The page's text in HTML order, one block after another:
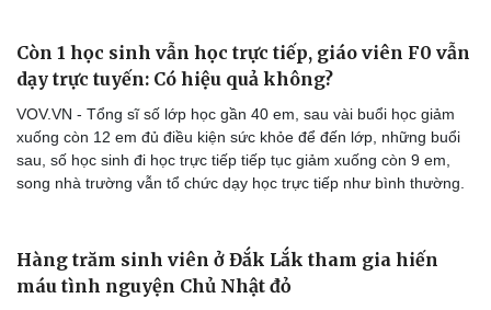
Còn 1 học sinh vẫn học trực tiếp, giáo viên F0 vẫn
dạy trực tuyến: Có hiệu quả không?
VOV.VN - Tổng sĩ số lớp học gần 40 em, sau vài buổi học giảm
xuống còn 12 em đủ điều kiện sức khỏe để đến lớp, những buổi
sau, số học sinh đi học trực tiếp tiếp tục giảm xuống còn 9 em,
song nhà trường vẫn tổ chức dạy học trực tiếp như bình thường.
Hàng trăm sinh viên ở Đắk Lắk tham gia hiến
máu tình nguyện Chủ Nhật đỏ